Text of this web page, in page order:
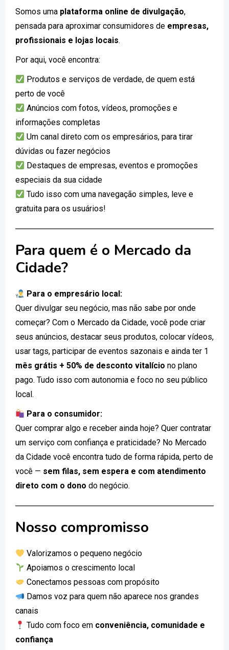
Somos uma plataforma online de divulgação,
pensada para aproximar consumidores de empresas,
profissionais e lojas locais.
Por aqui, você encontra:
Produtos e serviços de verdade, de quem está
perto de você
Anúncios com fotos, vídeos, promoções e
informações completas
Um canal direto com os empresários, para tirar
dúvidas ou fazer negócios
Destaques de empresas, eventos e promoções
especiais da sua cidade
Tudo isso com uma navegação simples, leve e
gratuita para os usuários!
Para quem é o Mercado da
Cidade?
Para o empresário local:
Quer divulgar seu negócio, mas não sabe por onde
começar? Com o Mercado da Cidade, você pode criar
seus anúncios, destacar seus produtos, colocar vídeos,
usar tags, participar de eventos sazonais e ainda ter 1
mês grátis + 50% de desconto vitalício no plano
pago. Tudo isso com autonomia e foco no seu público
local.
Para o consumidor:
Quer comprar algo e receber ainda hoje? Quer contratar
um serviço com confiança e praticidade? No Mercado
da Cidade você encontra tudo de forma rápida, perto de
você — sem filas, sem espera e com atendimento
direto com o dono do negócio.
Nosso compromisso
Valorizamos o pequeno negócio
Apoiamos o crescimento local
Conectamos pessoas com propósito
Damos voz para quem não aparece nos grandes
canais
Tudo com foco em conveniência, comunidade e
confiança